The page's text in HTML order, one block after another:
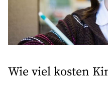
Wie viel kosten